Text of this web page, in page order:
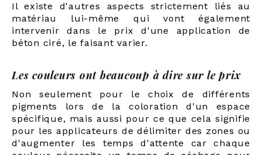
Il existe d'autres aspects strictement liés au
matériau lui-même qui vont également
intervenir dans le prix d'une application de
béton ciré, le faisant varier.
Les couleurs ont beaucoup à dire sur le prix
Non seulement pour le choix de différents
pigments lors de la coloration d'un espace
spécifique, mais aussi pour ce que cela signifie
pour les applicateurs de délimiter des zones ou
d'augmenter les temps d'attente car chaque